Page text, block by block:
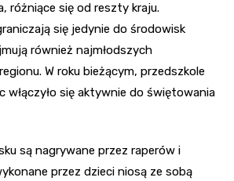
różniące się od reszty kraju.
się jedynie do środowisk
również najmłodszych
W roku bieżącym, przedszkole
włączyło się aktywnie do świętowania
są nagrywane przez raperów i
przez dzieci niosą ze sobą